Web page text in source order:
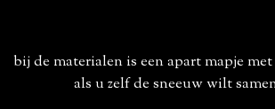
bij de materialen is een apart mapje
als u zelf de sneeuw wilt